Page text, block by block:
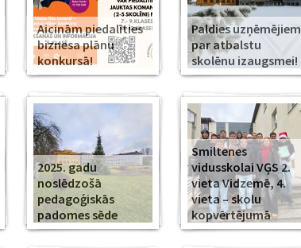
Aicinām piedalīties
biznesa plānu
konkursā!
Paldies uzņēmējiem
par atbalstu
skolēnu izaugsmei!
2025. gadu
noslēdzošā
pedagoģiskās
padomes sēde
Smiltenes
vidusskolai VĢS 2.
vieta Vidzemē, 4.
vieta – skolu
kopvērtējumā